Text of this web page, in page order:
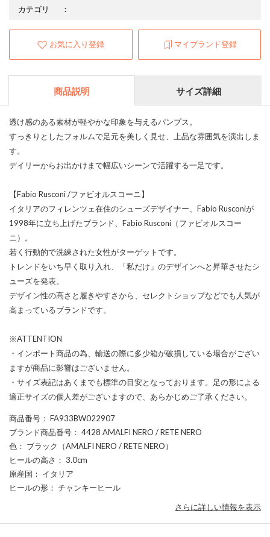
カテゴリ
：
お気に入り登録 マイブランド登録
商品説明 サイズ詳細
透け感のある素材が軽やかな印象を与えるパンプス。
すっきりとしたフォルムで足元を美しく見せ、上品な雰囲気を演出しま
す。
デイリーからお出かけまで幅広いシーンで活躍する一足です。
【Fabio Rusconi /ファビオルスコーニ】
イタリアのフィレンツェ在住のシューズデザイナー、Fabio Rusconiが
1998年に立ち上げたブランド、Fabio Rusconi（ファビオルスコー
ニ）。
若く行動的で洗練された女性がターゲットです。
トレンドをいち早く取り入れ、「私だけ」のデザインへと昇華させたシ
ューズを発表。
デザイン性の高さと履きやすさから、セレクトショップなどでも人気が
高まっているブランドです。
※ATTENTION
・インポート商品の為、輸送の際に多少箱が破損している場合がござい
ますが商品に影響はございません。
・サイズ表記はあくまでも標準の目安となっております。足の形による
適正サイズの個人差がございますので、あらかじめご了承ください。
商品番号 ： FA933BW022907
ブランド商品番号 ： 4428 AMALFI NERO / RETE NERO
色 ： ブラック（AMALFI NERO / RETE NERO）
ヒールの高さ ： 3.0cm
原産国 ： イタリア
ヒールの形 ： チャンキーヒール
さらに詳しい情報を表示